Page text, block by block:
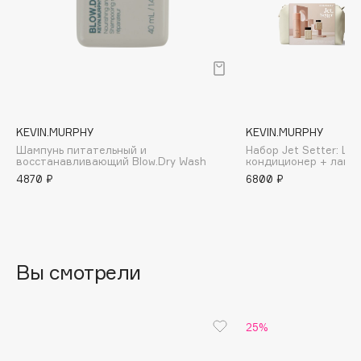
Basicare
Batiste
Beauty Bomb
Bebble
KEVIN.MURPHY
Шампунь питательный и
восстанавливающий Blow.Dry Wash
4870 ₽
KEVIN.MURPHY
Набор Jet Setter:
кондиционер + лак
6800 ₽
Вы смотрели
25%